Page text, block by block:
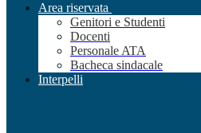
Area riservata
Genitori e Studenti
Docenti
Personale ATA
Bacheca sindacale
Interpelli